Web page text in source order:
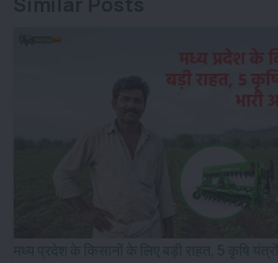
मध्य प्रदेश के किसानों के लिए बड़ी राहत, 5 कृषि यंत्रों